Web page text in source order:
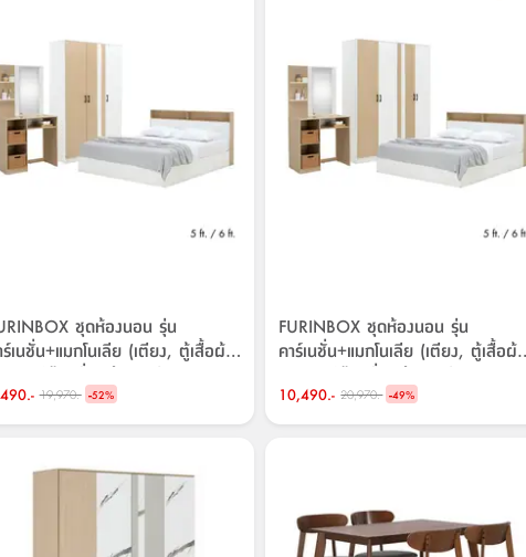
ชุดห้องนอน รุ่น
ร์เนชั่น+แมกโนเลีย (เตียง, ตู้เสื้อผ้า
3 บาน, โต๊ะเครื่องแป้ง) - สีขาว/
มชาติ19,970.- -52%
FURINBOX ชุดห้องนอน รุ่น
คาร์เนชั่น+แมกโนเลีย (เตียง, ตู้เสื้อผ้า
4 บาน, โต๊ะเครื่องแป้ง) - สีขาว/
ธรรมชาติ
10,490.- 20,970.- -49%